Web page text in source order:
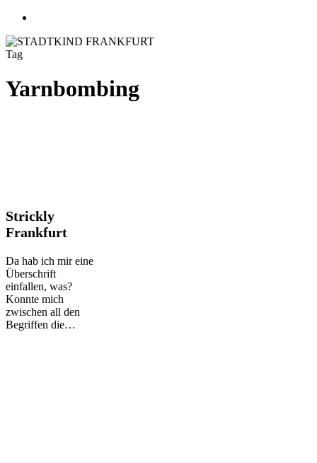
Tag
Yarnbombing
Strickly
Frankfurt
Strickly
Frankfurt
Da hab ich mir eine
Überschrift
einfallen, was?
Konnte mich
zwischen all den
Begriffen die…